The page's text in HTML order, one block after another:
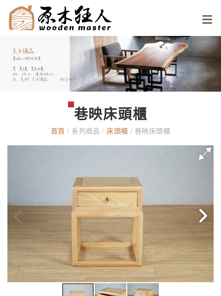
巷映床頭櫃
首頁/ 系列商品/ 床頭櫃/ 巷映床頭櫃